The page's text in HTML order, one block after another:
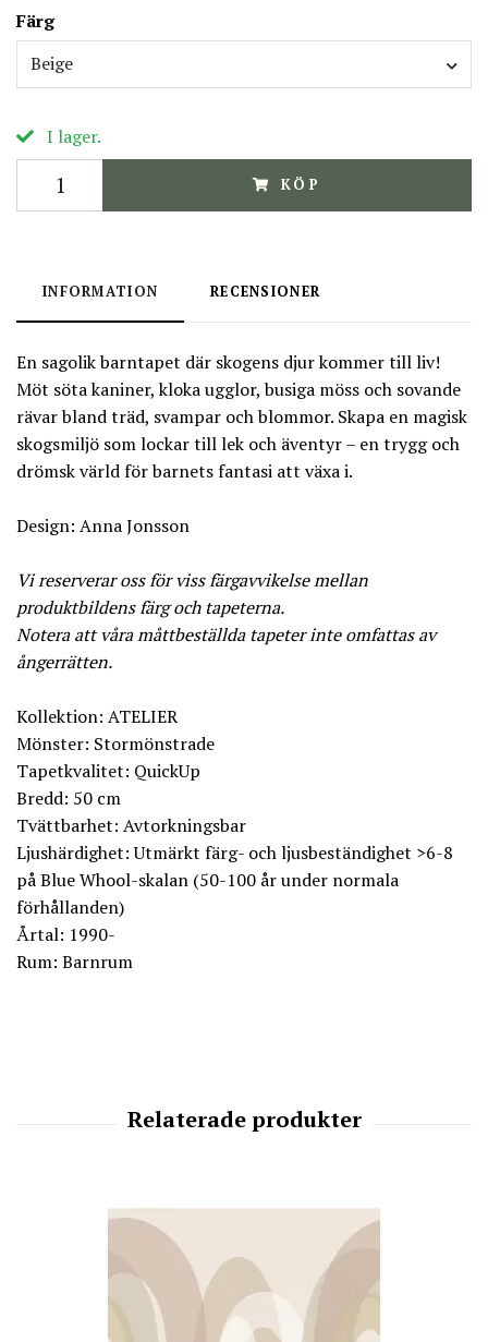
Färg
Beige
I lager.
KÖP
INFORMATION RECENSIONER
En sagolik barntapet där skogens djur kommer till liv!
Möt söta kaniner, kloka ugglor, busiga möss och sovande
rävar bland träd, svampar och blommor. Skapa en magisk
skogsmiljö som lockar till lek och äventyr – en trygg och
drömsk värld för barnets fantasi att växa i.
Design: Anna Jonsson
Vi reserverar oss för viss färgavvikelse mellan
produktbildens färg och tapeterna.
Notera att våra måttbeställda tapeter inte omfattas av
ångerrätten.
Kollektion: ATELIER
Mönster: Stormönstrade
Tapetkvalitet: QuickUp
Bredd: 50 cm
Tvättbarhet: Avtorkningsbar
Ljushärdighet: Utmärkt färg- och ljusbeständighet >6-8
på Blue Whool-skalan (50-100 år under normala
förhållanden)
Årtal: 1990-
Rum: Barnrum